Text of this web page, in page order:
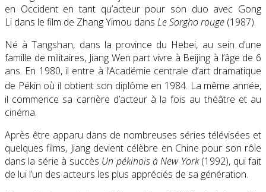
en Occident en tant qu’acteur pour son duo avec Gong
Li dans le film de Zhang Yimou dans Le Sorgho rouge (1987).
Né à Tangshan, dans la province du Hebei, au sein d’une
famille de militaires, Jiang Wen part vivre à Beijing à l’âge de 6
ans. En 1980, il entre à l’Académie centrale d’art dramatique
de Pékin où il obtient son diplôme en 1984. La même année,
il commence sa carrière d’acteur à la fois au théâtre et au
cinéma.
Après être apparu dans de nombreuses séries télévisées et
quelques films, Jiang devient célèbre en Chine pour son rôle
dans la série à succès Un pékinois à New York(1992), qui fait
de lui l’un des acteurs les plus appréciés de sa génération.